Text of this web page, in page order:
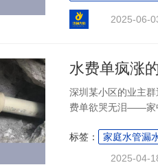
2025-06-
深圳某小区的业主
费单欲哭无泪——家
81天，流失的水量
手"并非偶然，深圳
标签： 家庭水管漏
2025-04-